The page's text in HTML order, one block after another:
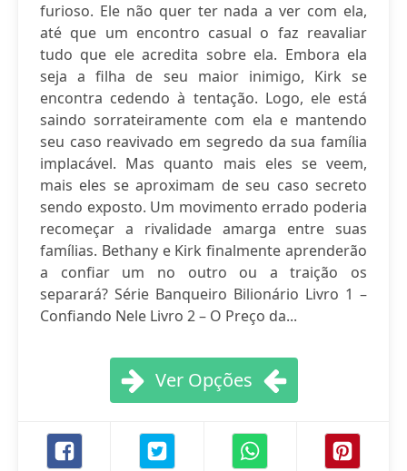
furioso. Ele não quer ter nada a ver com ela,
até que um encontro casual o faz reavaliar
tudo que ele acredita sobre ela. Embora ela
seja a filha de seu maior inimigo, Kirk se
encontra cedendo à tentação. Logo, ele está
saindo sorrateiramente com ela e mantendo
seu caso reavivado em segredo da sua família
implacável. Mas quanto mais eles se veem,
mais eles se aproximam de seu caso secreto
sendo exposto. Um movimento errado poderia
recomeçar a rivalidade amarga entre suas
famílias. Bethany e Kirk finalmente aprenderão
a confiar um no outro ou a traição os
separará? Série Banqueiro Bilionário Livro 1 –
Confiando Nele Livro 2 – O Preço da...
Ver Opções